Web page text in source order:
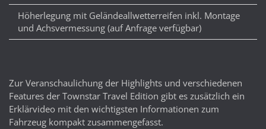
Höherlegung mit Geländeallwetterreifen inkl. Montage
und Achsvermessung (auf Anfrage verfügbar)
Zur Veranschaulichung der Highlights und verschiedenen
Features der Townstar Travel Edition gibt es zusätzlich ein
Erklärvideo mit den wichtigsten Informationen zum
Fahrzeug kompakt zusammengefasst.